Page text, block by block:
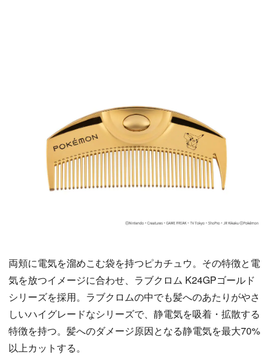
両頬に電気を溜めこむ袋を持つピカチュウ。その特徴と電
気を放つイメージに合わせ、ラブクロム K24GPゴールド
シリーズを採用。ラブクロムの中でも髪へのあたりがやさ
しいハイグレードなシリーズで、静電気を吸着・拡散する
特徴を持つ。髪へのダメージ原因となる静電気を最大70%
以上カットする。